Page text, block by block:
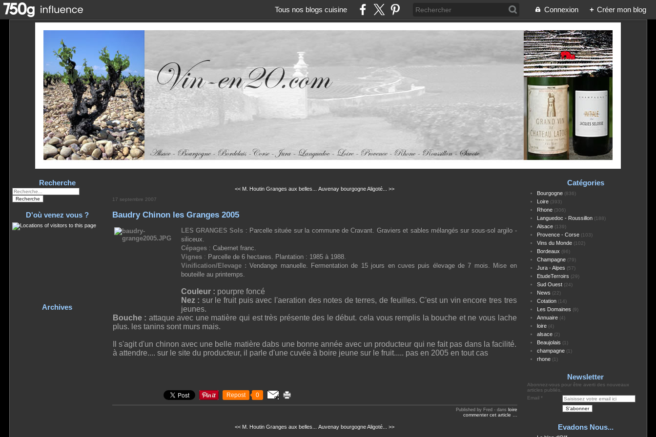
Tous nos blogs cuisine Connexion + Créer mon blog
Recherche
D'où venez vous ?
Archives
<< M. Houtin Granges aux belles... Auvenay bourgogne Aligoté... >>
17 septembre 2007
Baudry Chinon les Granges 2005
LES GRANGES Sols : Parcelle située sur la commune de Cravant. Graviers et sables mélangés sur sous-sol argilo -
siliceux.
Cépages: Cabernet franc.
Vignes: Parcelle de 6 hectares. Plantation : 1985 à 1988.
Vinification/Elevage : Vendange manuelle. Fermentation de 15 jours en cuves puis élevage de 7 mois. Mise en
bouteille au printemps.
Couleur : pourpre foncé
Nez : sur le fruit puis avec l'aeration des notes de terres, de feuilles. C'est un vin encore tres tres
jeunes.
Bouche : attaque avec une matière qui est très présente des le début. cela vous remplis la bouche et ne vous lache
plus. les tanins sont murs mais.
Il s'agit d'un chinon avec une belle matière dabs une bonne année avec un producteur qui ne fait pas dans la facilité.
à attendre.... sur le site du producteur, il parle d'une cuvée à boire jeune sur le fruit..... pas en 2005 en tout cas
Repost 0
Published by Fred -dans loire
commenter cet article
<< M. Houtin Granges aux belles... Auvenay bourgogne Aligoté... >>
Catégories
Bourgogne(836)
Loire(393)
Rhone(306)
Languedoc - Roussillon(188)
Alsace(139)
Provence - Corse(103)
Vins du Monde(102)
Bordeaux (96)
Champagne(79)
Jura - Alpes (57)
EtudeTerroirs (29)
Sud Ouest(24)
News (22)
Cotation(14)
Les Domaines (9)
Annuaire(4)
loire(4)
alsace(2)
Beaujolais (1)
champagne(1)
rhone(1)
Newsletter
Abonnez-vous pour être averti des nouveaux
articles publiés.
Email
Evadons Nous...